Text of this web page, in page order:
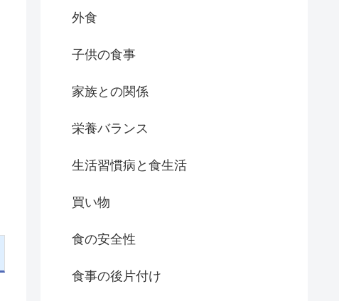
外食
子供の食事
家族との関係
栄養バランス
生活習慣病と食生活
買い物
食の安全性
食事の後片付け